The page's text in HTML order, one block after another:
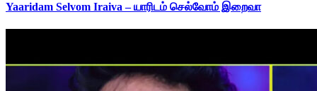
Yaaridam Selvom Iraiva – யாரிடம் செல்வோம் இறைவா